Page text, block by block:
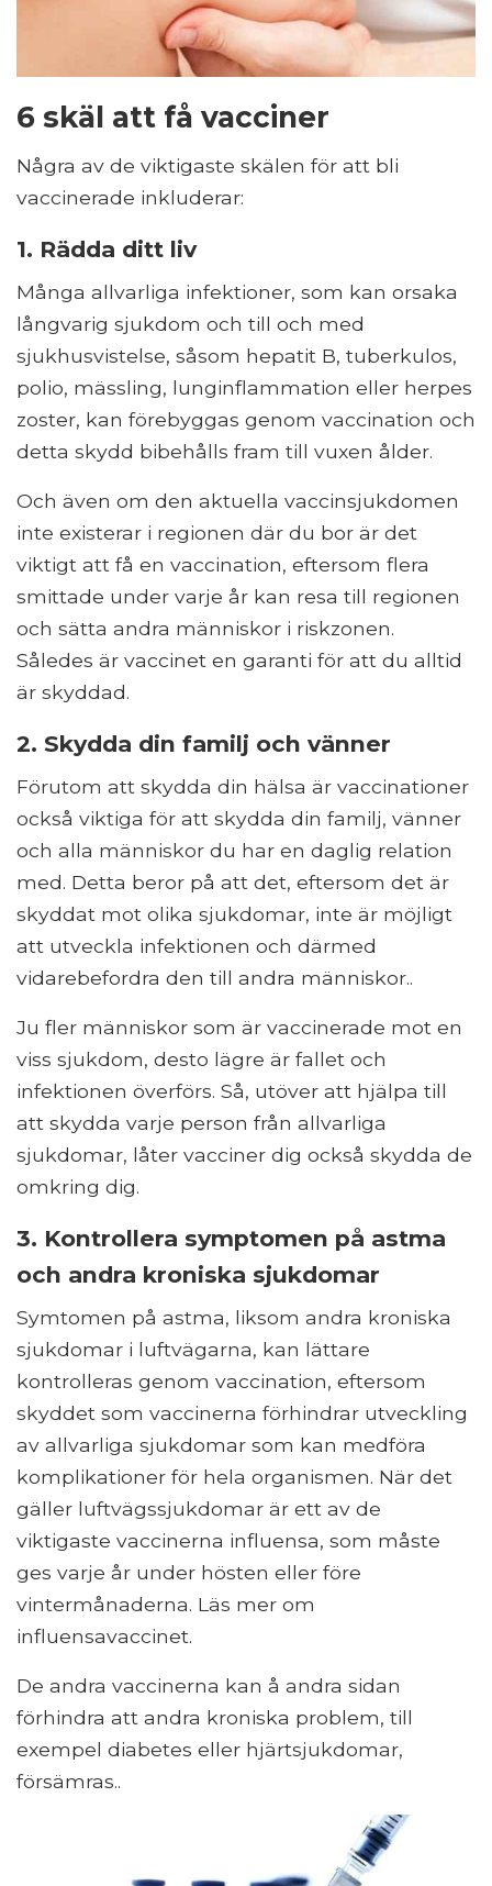
6 skäl att få vacciner
Några av de viktigaste skälen för att bli
vaccinerade inkluderar:
1. Rädda ditt liv
Många allvarliga infektioner, som kan orsaka
långvarig sjukdom och till och med
sjukhusvistelse, såsom hepatit B, tuberkulos,
polio, mässling, lunginflammation eller herpes
zoster, kan förebyggas genom vaccination och
detta skydd bibehålls fram till vuxen ålder.
Och även om den aktuella vaccinsjukdomen
inte existerar i regionen där du bor är det
viktigt att få en vaccination, eftersom flera
smittade under varje år kan resa till regionen
och sätta andra människor i riskzonen.
Således är vaccinet en garanti för att du alltid
är skyddad.
2. Skydda din familj och vänner
Förutom att skydda din hälsa är vaccinationer
också viktiga för att skydda din familj, vänner
och alla människor du har en daglig relation
med. Detta beror på att det, eftersom det är
skyddat mot olika sjukdomar, inte är möjligt
att utveckla infektionen och därmed
vidarebefordra den till andra människor..
Ju fler människor som är vaccinerade mot en
viss sjukdom, desto lägre är fallet och
infektionen överförs. Så, utöver att hjälpa till
att skydda varje person från allvarliga
sjukdomar, låter vacciner dig också skydda de
omkring dig.
3. Kontrollera symptomen på astma
och andra kroniska sjukdomar
Symtomen på astma, liksom andra kroniska
sjukdomar i luftvägarna, kan lättare
kontrolleras genom vaccination, eftersom
skyddet som vaccinerna förhindrar utveckling
av allvarliga sjukdomar som kan medföra
komplikationer för hela organismen. När det
gäller luftvägssjukdomar är ett av de
viktigaste vaccinerna influensa, som måste
ges varje år under hösten eller före
vintermånaderna. Läs mer om
influensavaccinet.
De andra vaccinerna kan å andra sidan
förhindra att andra kroniska problem, till
exempel diabetes eller hjärtsjukdomar,
försämras..